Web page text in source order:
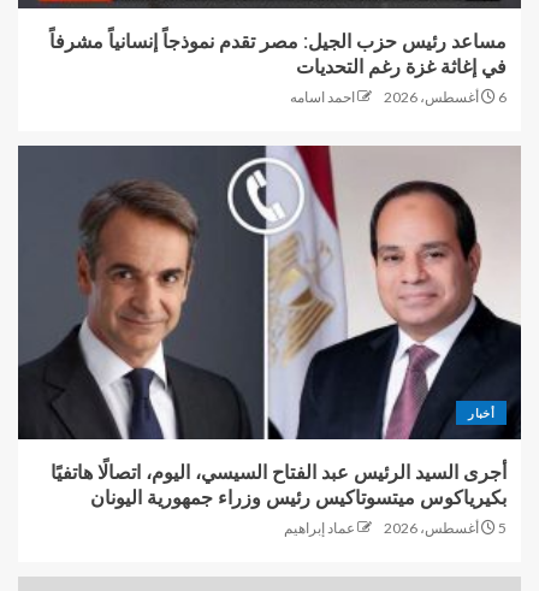
مساعد رئيس حزب الجيل: مصر تقدم نموذجاً إنسانياً مشرفاً
في إغاثة غزة رغم التحديات
6 أغسطس، 2026 احمد اسامه
أخبار
أجرى السيد الرئيس عبد الفتاح السيسي، اليوم، اتصالًا هاتفيًا
بكيرياكوس ميتسوتاكيس رئيس وزراء جمهورية اليونان
5 أغسطس، 2026 عماد إبراهيم